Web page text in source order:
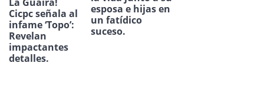
Cicpc señala al
infame ‘Topo’:
Revelan
impactantes
detalles.
esposa e hijas en
un fatídico
suceso.